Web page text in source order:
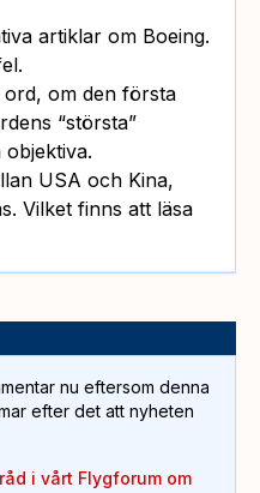
artiklar om Boeing.
ord, om den första
“största”
USA och Kina,
Vilket finns att läsa
nu eftersom denna
efter det att nyheten
i vårt Flygforum om